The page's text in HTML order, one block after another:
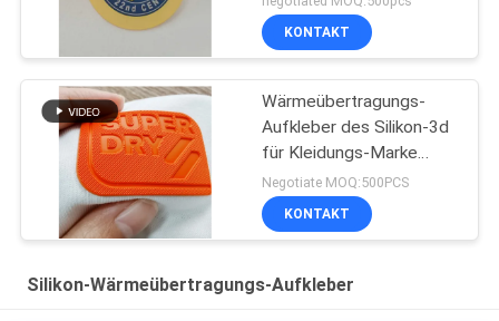
KONTAKT
Wärmeübertragungs-
Aufkleber des Silikon-3d
für Kleidungs-Marke
Pantone-Farbe
Negotiate MOQ:500PCS
KONTAKT
Silikon-Wärmeübertragungs-Aufkleber